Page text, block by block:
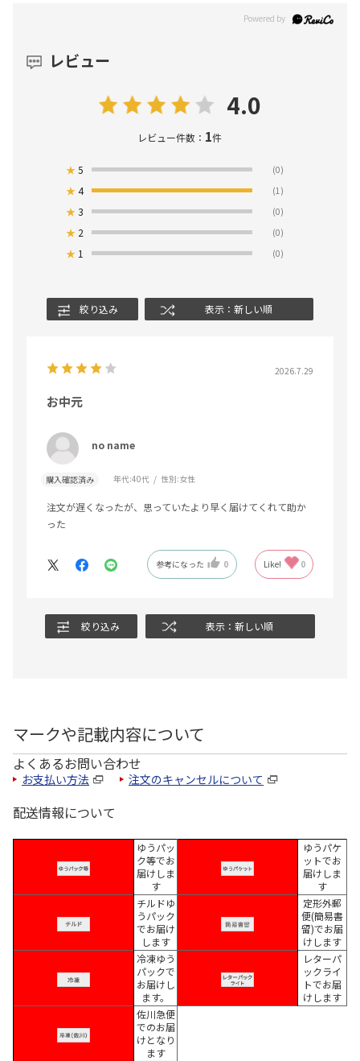
レビュー
4.0
レビュー件数： 1件
★5 (0)
★4 (1)
★3 (0)
★ 2 (0)
★ 1 (0)
絞り込み 表示：新しい順
2026.7.29
お中元
no name
購入確認済み 年代:40代 性別:女性
注文が遅くなったが、思っていたより早く届けてくれて助か
った
参考になった 0 Like! 0
絞り込み 表示：新しい順
マークや記載内容について
よくあるお問い合わせ
お支払い方法 注文のキャンセルについて
配送情報について
ゆうパッ
ク等でお
届けしま
す
ゆうパケ
ットでお
届けしま
す
チルドゆ
うパック
でお届け
します
定形外郵
便(簡易書
留)でお届
けします
冷凍ゆう
パックで
お届けし
ます。
レターパ
ックライ
トでお届
けします
佐川急便
でのお届
けとなり
ます